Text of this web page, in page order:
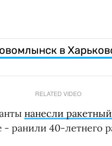
в
RELATED VIDEO
нанесли
ранили 40-летнего